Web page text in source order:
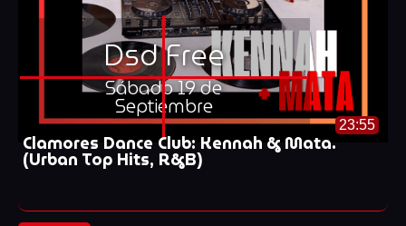
Dsd Free
Sábado 19 de
Septiembre
23:55
Clamores Dance Club: Kennah & Mata.
(Urban Top Hits, R&B)